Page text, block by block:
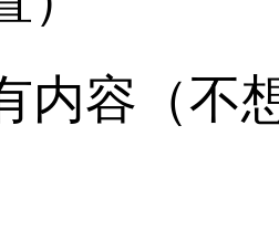
内容（不